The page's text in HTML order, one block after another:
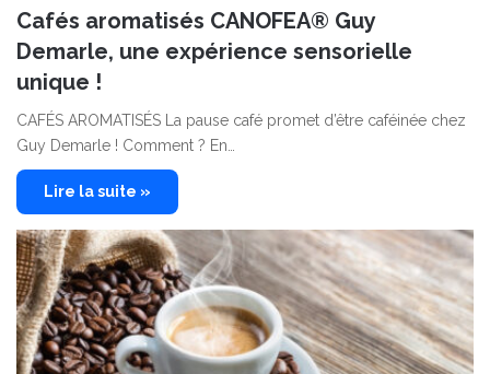
Cafés aromatisés CANOFEA® Guy
Demarle, une expérience sensorielle
unique !
CAFÉS AROMATISÉS La pause café promet d’être caféinée chez
Guy Demarle ! Comment ? En…
Lire la suite »